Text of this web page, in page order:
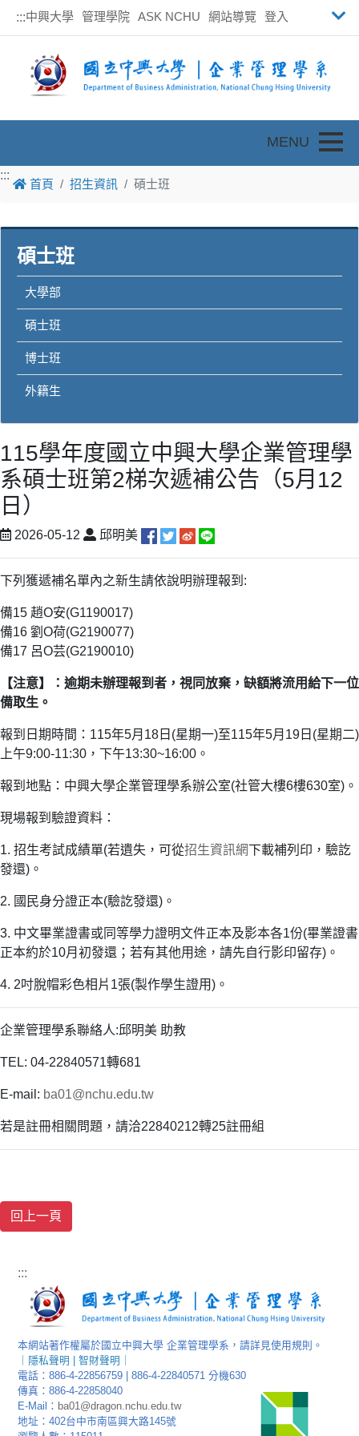
:::中興大學 管理學院 ASK NCHU 網站導覽 登入
:::
首頁 招生資訊 碩士班
碩士班
大學部
碩士班
博士班
外籍生
115學年度國立中興大學企業管理學
系碩士班第2梯次遞補公告（5月12
日）
2026-05-12 邱明美
下列獲遞補名單內之新生請依說明辦理報到:
備15 趙O安(G1190017)
備16 劉O荷(G2190077)
備17 呂O芸(G2190010)
【注意】：逾期未辦理報到者，視同放棄，缺額將流用給下一位
備取生。
報到日期時間：115年5月18日(星期一)至115年5月19日(星期二)
上午9:00-11:30，下午13:30~16:00。
報到地點：中興大學企業管理學系辦公室(社管大樓6樓630室)。
現場報到驗證資料：
1. 招生考試成績單(若遺失，可從招生資訊網下載補列印，驗訖
發還)。
2. 國民身分證正本(驗訖發還)。
3. 中文畢業證書或同等學力證明文件正本及影本各1份(畢業證書
正本約於10月初發還；若有其他用途，請先自行影印留存)。
4. 2吋脫帽彩色相片1張(製作學生證用)。
企業管理學系聯絡人:邱明美 助教
TEL: 04-22840571轉681
E-mail: ba01@nchu.edu.tw
若是註冊相關問題，請洽22840212轉25註冊組
:::
本網站著作權屬於國立中興大學 企業管理學系，請詳見使用規則。
隱私聲明 |智財聲明
電話：886-4-22856759 | 886-4-22840571 分機630
傳真：886-4-22858040
E-Mail： ba01@dragon.nchu.edu.tw
地址：402台中市南區興大路145號